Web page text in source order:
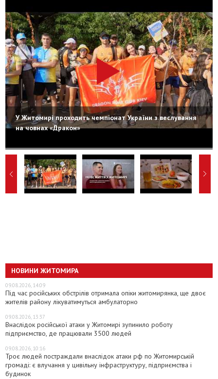
У Житомирі проходить чемпіонат України з веслування
на човнах «Дракон»
НОВИНИ ЖИТОМИРА
09.08.2026, 14:09
Під час російських обстрілів отримала опіки житомирянка, ще двоє
жителів району лікуватимуться амбулаторно
09.08.2026, 13:37
Внаслідок російської атаки у Житомирі зупинило роботу
підприємство, де працювали 3500 людей
09.08.2026, 10:16
Троє людей постраждали внаслідок атаки рф по Житомирській
громаді: є влучання у цивільну інфраструктуру, підприємства і
будинок